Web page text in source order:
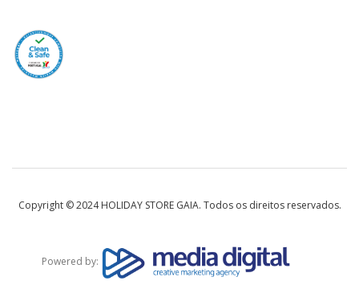
Copyright © 2024 HOLIDAY STORE GAIA. Todos os direitos reservados.
Powered by: